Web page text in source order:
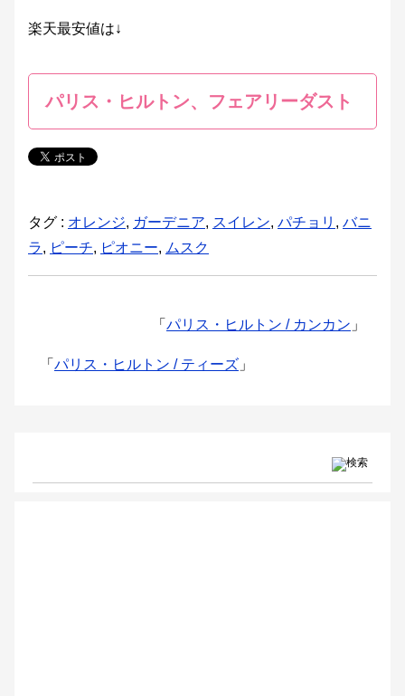
楽天最安値は↓
パリス・ヒルトン、フェアリーダスト
タグ : オレンジ, ガーデニア, スイレン, パチョリ , バニ
ラ, ピーチ, ピオニー, ムスク
「 パリス・ヒルトン / カンカン 」
「 パリス・ヒルトン / ティーズ 」